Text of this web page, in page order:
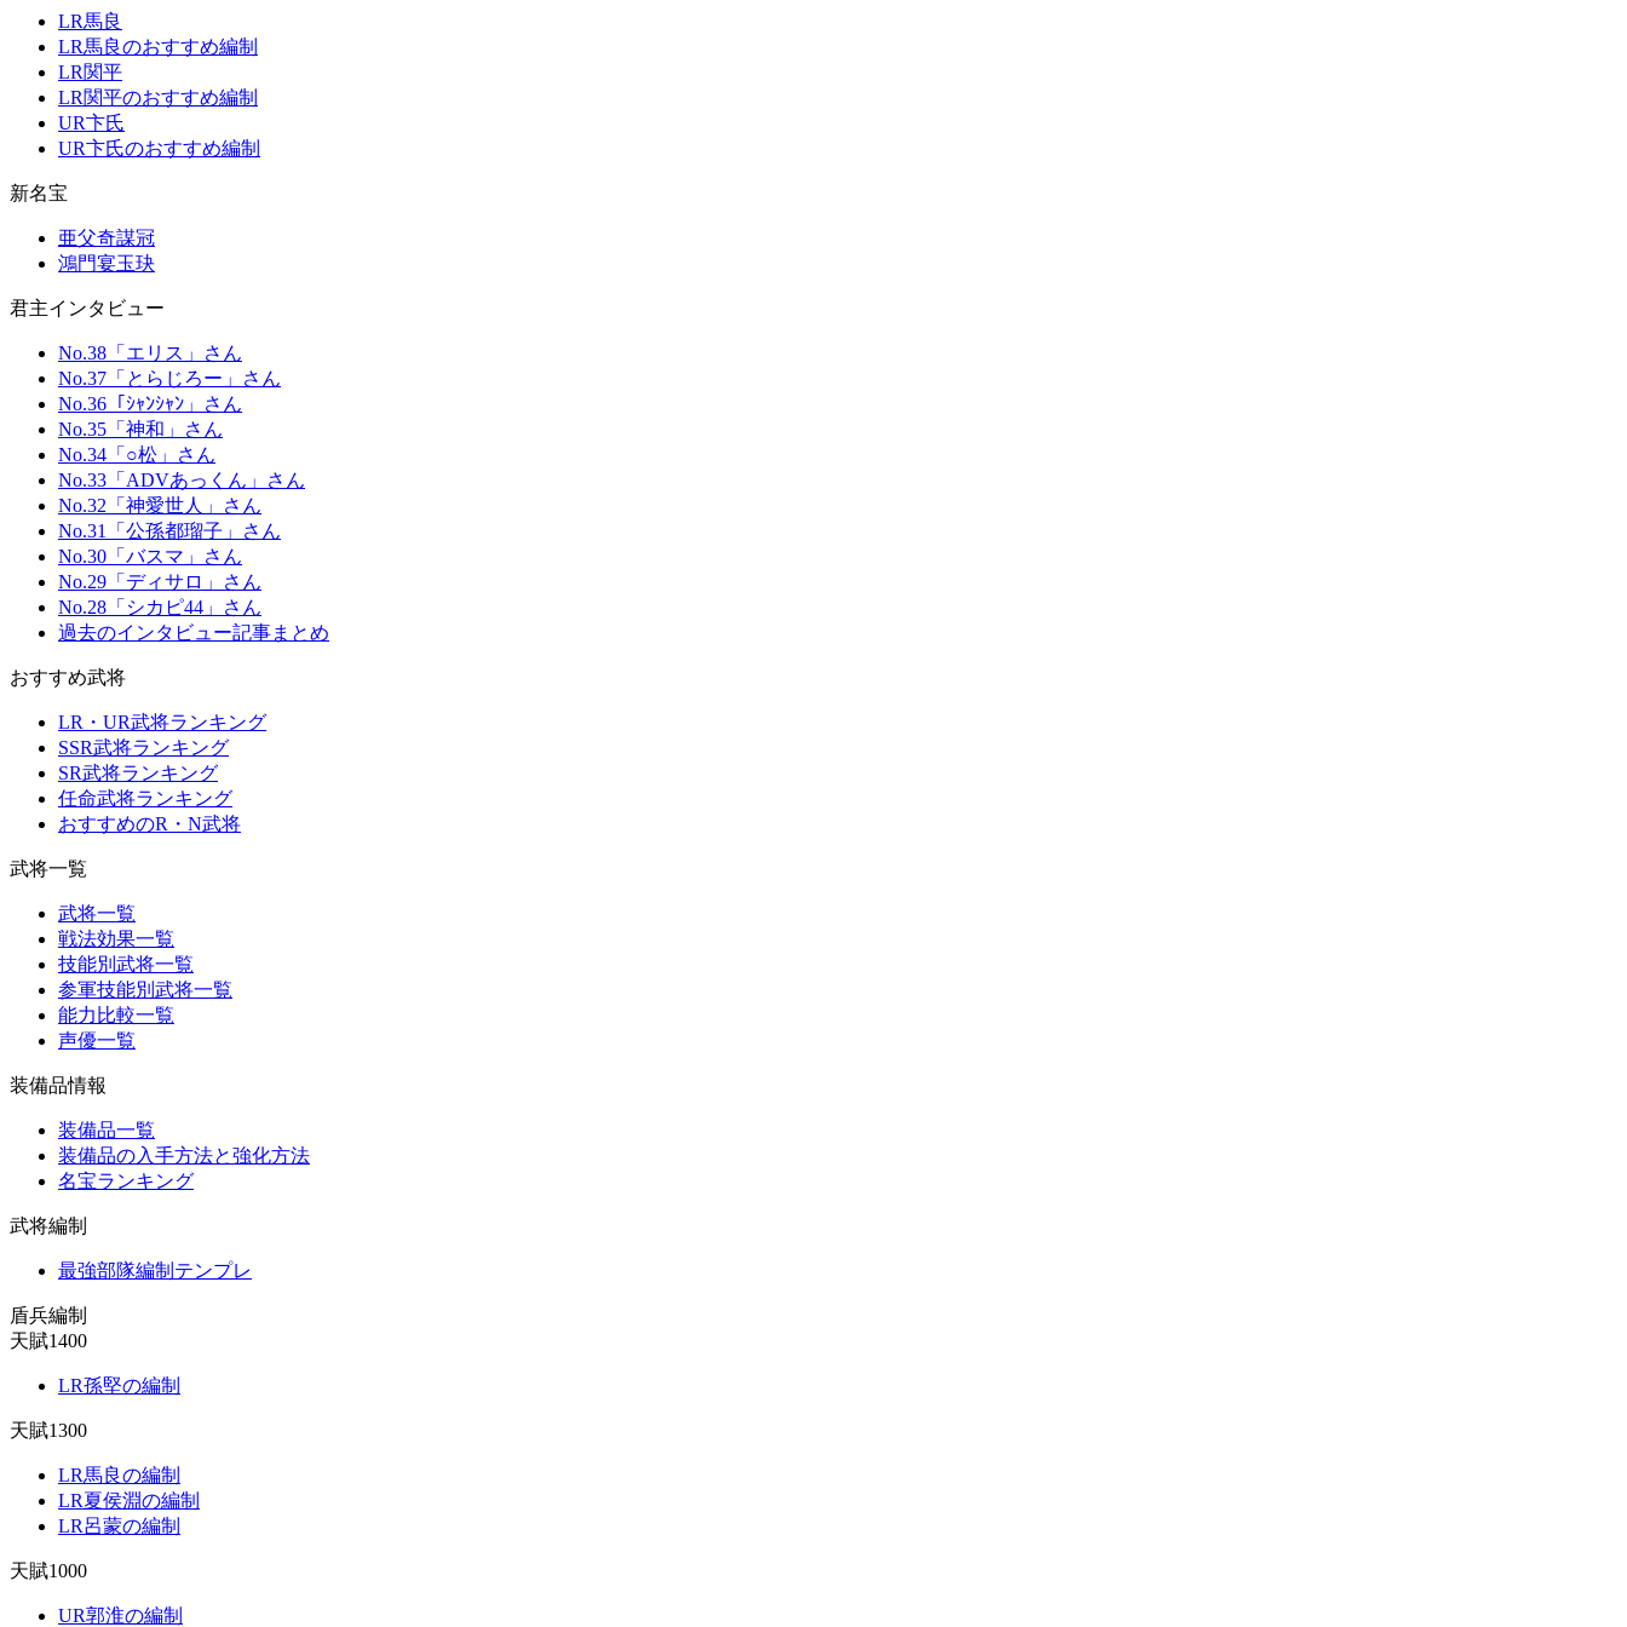
LR馬良
LR馬良のおすすめ編制
LR関平
LR関平のおすすめ編制
UR卞氏
UR卞氏のおすすめ編制
新名宝
亜父奇謀冠
鴻門宴玉玦
君主インタビュー
No.38「エリス」さん
No.37「とらじろー」さん
No.36「ｼｬﾝｼｬﾝ」さん
No.35「神和」さん
No.34「○松」さん
No.33「ADVあっくん」さん
No.32「神愛世人」さん
No.31「公孫都瑠子」さん
No.30「バスマ」さん
No.29「ディサロ」さん
No.28「シカピ44」さん
過去のインタビュー記事まとめ
おすすめ武将
LR・UR武将ランキング
SSR武将ランキング
SR武将ランキング
任命武将ランキング
おすすめのR・N武将
武将一覧
武将一覧
戦法効果一覧
技能別武将一覧
参軍技能別武将一覧
能力比較一覧
声優一覧
装備品情報
装備品一覧
装備品の入手方法と強化方法
名宝ランキング
武将編制
最強部隊編制テンプレ
盾兵編制
天賦1400
LR孫堅の編制
天賦1300
LR馬良の編制
LR夏侯淵の編制
LR呂蒙の編制
天賦1000
UR郭淮の編制